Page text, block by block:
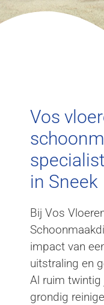
Vos
in Sneek
Bij Vos
impact van
uitstraling en
Al ruim twintig
grondig